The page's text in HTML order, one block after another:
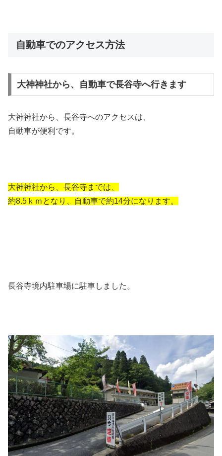
自動車でのアクセス方法
大神神社から、自動車で長谷寺へ行きます
大神神社から、長谷寺へのアクセスは、
自動車が便利です。
大神神社から、長谷寺までは、
約8.5ｋｍとなり、自動車で約14分になります。
長谷寺境内駐車場に駐車しました。